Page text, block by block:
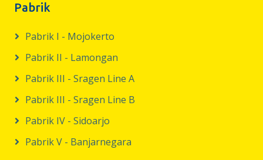
Pabrik
Pabrik I - Mojokerto
Pabrik II - Lamongan
Pabrik III - Sragen Line A
Pabrik III - Sragen Line B
Pabrik IV - Sidoarjo
Pabrik V - Banjarnegara